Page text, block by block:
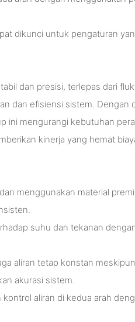
dikunci untuk pengaturan
dan presisi, terlepas dari
dan efisiensi sistem. Dengan
ini mengurangi kebutuhan
kinerja yang hemat
menggunakan material
suhu dan tekanan
aliran tetap konstan
akurasi sistem.
aliran di kedua arah